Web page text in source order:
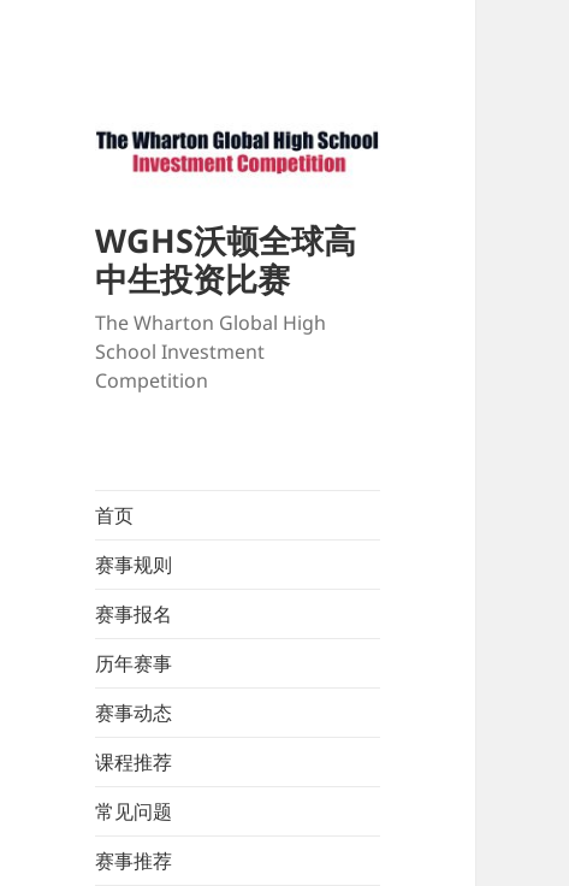
WGHS沃顿全球高
中生投资比赛
The Wharton Global High
School Investment
Competition
首页
赛事规则
赛事报名
历年赛事
赛事动态
课程推荐
常见问题
赛事推荐